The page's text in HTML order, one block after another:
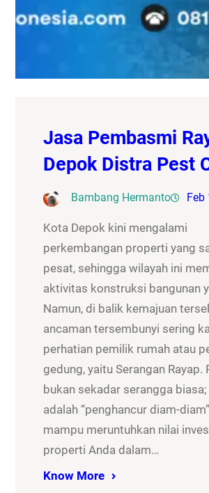
Jasa Pembasmi
Depok Distra Pest
Bambang Hermanto Feb
Kota Depok kini mengalami
perkembangan properti yang
pesat, sehingga wilayah ini
aktivitas konstruksi bangunan
Namun, di balik kemajuan
ancaman tersembunyi sering
perhatian pemilik rumah atau
gedung, yaitu Serangan Rayap.
bukan sekadar serangga
adalah “penghancur diam-
mampu meruntuhkan nilai
properti Anda dalam…
Know More